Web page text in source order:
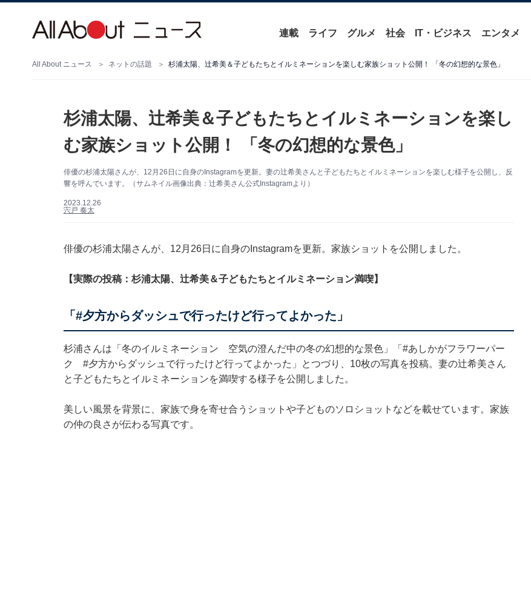
連載 ライフ グルメ 社会 IT・ビジネス エンタメ
All About ニュース ネットの話題 杉浦太陽、辻希美＆子どもたちとイルミネーションを楽しむ家族ショット公開！ 「冬の幻想的な景色」
杉浦太陽、辻希美＆子どもたちとイルミネーションを楽し
む家族ショット公開！ 「冬の幻想的な景色」
俳優の杉浦太陽さんが、12月26日に自身のInstagramを更新。妻の辻希美さんと子どもたちとイルミネーションを楽しむ様子を公開し、反
響を呼んでいます。（サムネイル画像出典：辻希美さん公式Instagramより）
2023.12.26
宍戸 奏太
俳優の杉浦太陽さんが、12月26日に自身のInstagramを更新。家族ショットを公開しました。
【実際の投稿：杉浦太陽、辻希美＆子どもたちとイルミネーション満喫】
「#夕方からダッシュで行ったけど行ってよかった」
杉浦さんは「冬のイルミネーション 空気の澄んだ中の冬の幻想的な景色」「#あしかがフラワーパー
ク #夕方からダッシュで行ったけど行ってよかった」とつづり、10枚の写真を投稿。妻の辻希美さん
と子どもたちとイルミネーションを満喫する様子を公開しました。
美しい風景を背景に、家族で身を寄せ合うショットや子どものソロショットなどを載せています。家族
の仲の良さが伝わる写真です。